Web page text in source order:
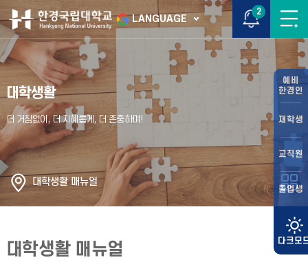
LANGUAGE
2
예비
한경인
재학생
교직원
졸업생
대학생활
대학생활 매뉴얼
대학생활 매뉴얼